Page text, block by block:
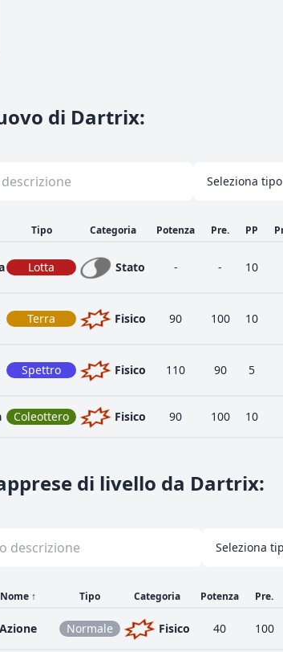
di Dartrix:
Tipo Categoria Potenza Pre. PP
Lotta Stato - - 10
Terra Fisico 90 100 10
Spettro Fisico 110 90 5
Coleottero Fisico 90 100 10
di livello da Dartrix:
Nome ↑ Tipo Categoria Potenza Pre.
Azione Normale Fisico 40 100